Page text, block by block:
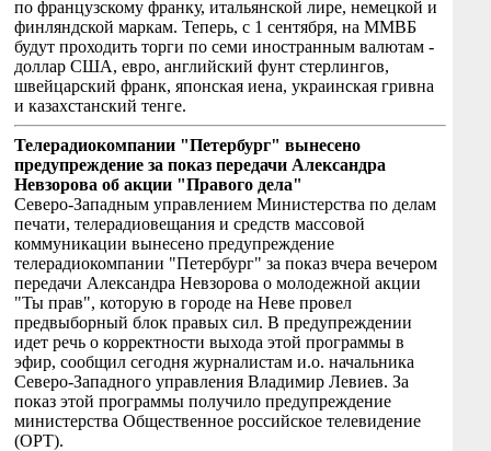
по французскому франку, итальянской лире, немецкой и
финляндской маркам. Теперь, с 1 сентября, на ММВБ
будут проходить торги по семи иностранным валютам -
доллар США, евро, английский фунт стерлингов,
швейцарский франк, японская иена, украинская гривна
и казахстанский тенге.
Телерадиокомпании "Петербург" вынесено
предупреждение за показ передачи Александра
Невзорова об акции "Правого дела"
Северо-Западным управлением Министерства по делам
печати, телерадиовещания и средств массовой
коммуникации вынесено предупреждение
телерадиокомпании "Петербург" за показ вчера вечером
передачи Александра Невзорова о молодежной акции
"Ты прав", которую в городе на Неве провел
предвыборный блок правых сил. В предупреждении
идет речь о корректности выхода этой программы в
эфир, сообщил сегодня журналистам и.о. начальника
Северо-Западного управления Владимир Левиев. За
показ этой программы получило предупреждение
министерства Общественное российское телевидение
(ОРТ).